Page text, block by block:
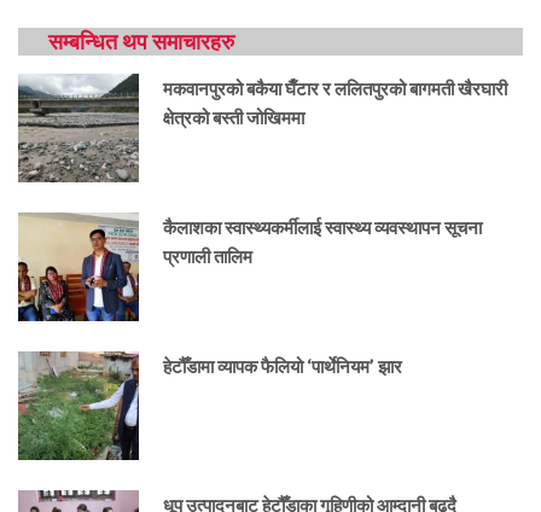
सम्बन्धित थप समाचारहरु
मकवानपुरको बकैया घैँटार र ललितपुरको बागमती खैरघारी
क्षेत्रको बस्ती जोखिममा
कैलाशका स्वास्थ्यकर्मीलाई स्वास्थ्य व्यवस्थापन सूचना
प्रणाली तालिम
हेटौँडामा व्यापक फैलियो ‘पार्थेनियम’ झार
धूप उत्पादनबाट हेटौँडाका गृहिणीको आम्दानी बढ्दै